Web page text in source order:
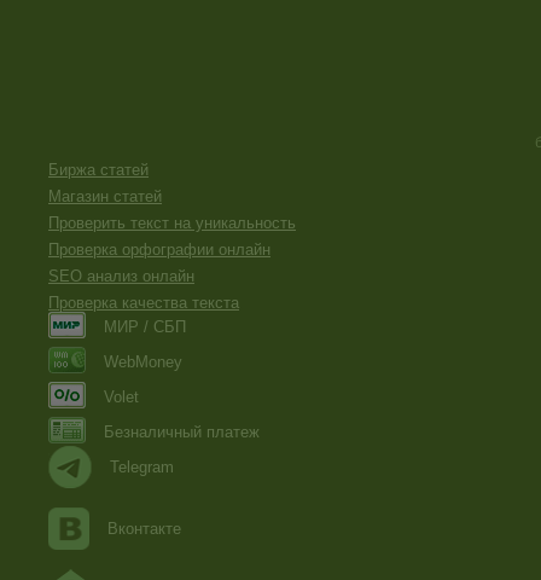
Биржа статей
Магазин статей
Проверить текст на уникальность
Проверка орфографии онлайн
SEO анализ онлайн
Проверка качества текста
МИР / СБП
WebMoney
Volet
Безналичный платеж
Telegram
Вконтакте